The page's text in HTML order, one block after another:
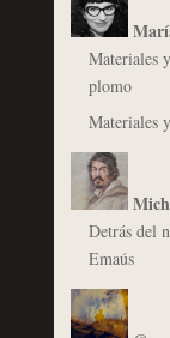
Materiales
plomo
Materiales
Detrás del
Emaús